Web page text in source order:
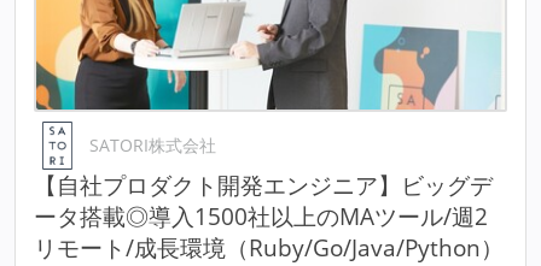
SATORI株式会社
【自社プロダクト開発エンジニア】ビッグデ
ータ搭載◎導入1500社以上のMAツール/週2
リモート/成長環境（Ruby/Go/Java/Python）